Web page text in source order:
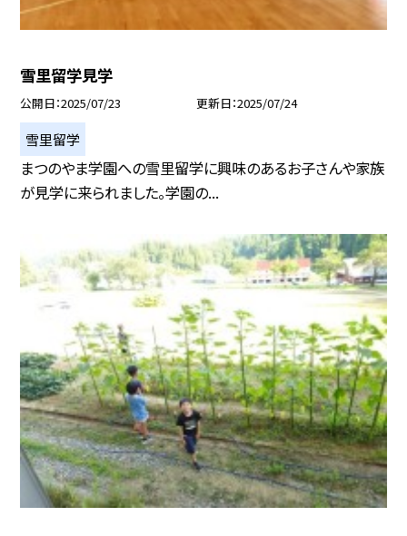
雪里留学見学
公開日 2025/07/23 更新日 2025/07/24
雪里留学
まつのやま学園への雪里留学に興味のあるお子さんや家族
が見学に来られました。学園の...